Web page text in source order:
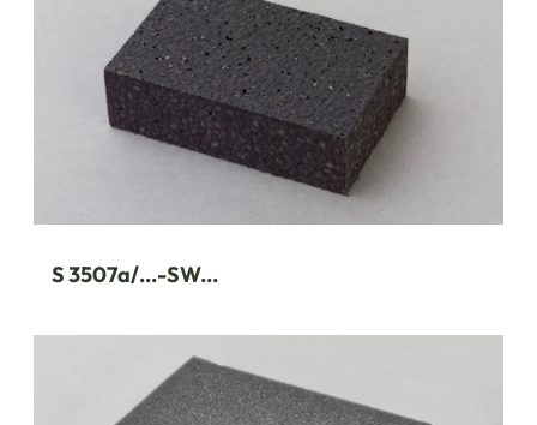
S 3507a/...-SW...